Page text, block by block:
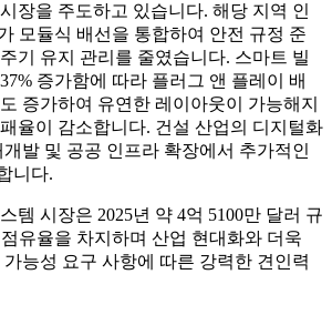
장을 주도하고 있습니다. 해당 지역 인
모듈식 배선을 통합하여 안전 규정 준
기 유지 관리를 줄였습니다. 스마트 빌
증가함에 따라 플러그 앤 플레이 배
증가하여 유연한 레이아웃이 가능해지
율이 감소합니다. 건설 산업의 디지털화
발 및 공공 인프라 확장에서 추가적인
니다.
템 시장은 2025년 약 4억 5100만 달러 규
유율을 차지하며 산업 현대화와 더욱
능성 요구 사항에 따른 강력한 견인력